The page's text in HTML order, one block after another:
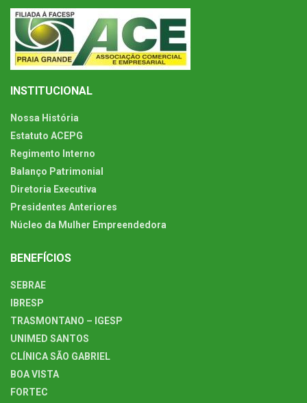
INSTITUCIONAL
Nossa História
Estatuto ACEPG
Regimento Interno
Balanço Patrimonial
Diretoria Executiva
Presidentes Anteriores
Núcleo da Mulher Empreendedora
BENEFÍCIOS
SEBRAE
IBRESP
TRASMONTANO – IGESP
UNIMED SANTOS
CLÍNICA SÃO GABRIEL
BOA VISTA
FORTEC